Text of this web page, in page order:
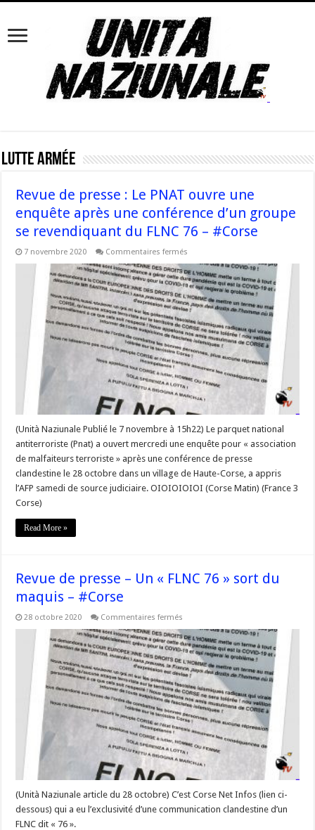
Lutte Armée
Revue de presse : Le PNAT ouvre une
enquête après une conférence d’un groupe
se revendiquant du FLNC 76 – #Corse
7 novembre 2020 Commentaires fermés
de
presse
:
Le
PNAT
ouvre
une
enquête
après
une
conférence
d’un
groupe
se
revendiquant
FLNC
76
–
#Corse
(Unità Naziunale Publié le 7 novembre à 15h22) Le parquet national
antiterroriste (Pnat) a ouvert mercredi une enquête pour « association
de malfaiteurs terroriste » après une conférence de presse
clandestine le 28 octobre dans un village de Haute-Corse, a appris
l’AFP samedi de source judiciaire. OIOIOIOIOI (Corse Matin) (France 3
Corse)
Read More »
Revue de presse – Un « FLNC 76 » sort du
maquis – #Corse
28 octobre 2020 Commentaires fermés
de
presse
–
Un
« FLNC
76 »
sort
du
maquis
–
#Corse
(Unità Naziunale article du 28 octobre) C’est Corse Net Infos (lien ci-
dessous) qui a eu l’exclusivité d’une communication clandestine d’un
FLNC dit « 76 ».